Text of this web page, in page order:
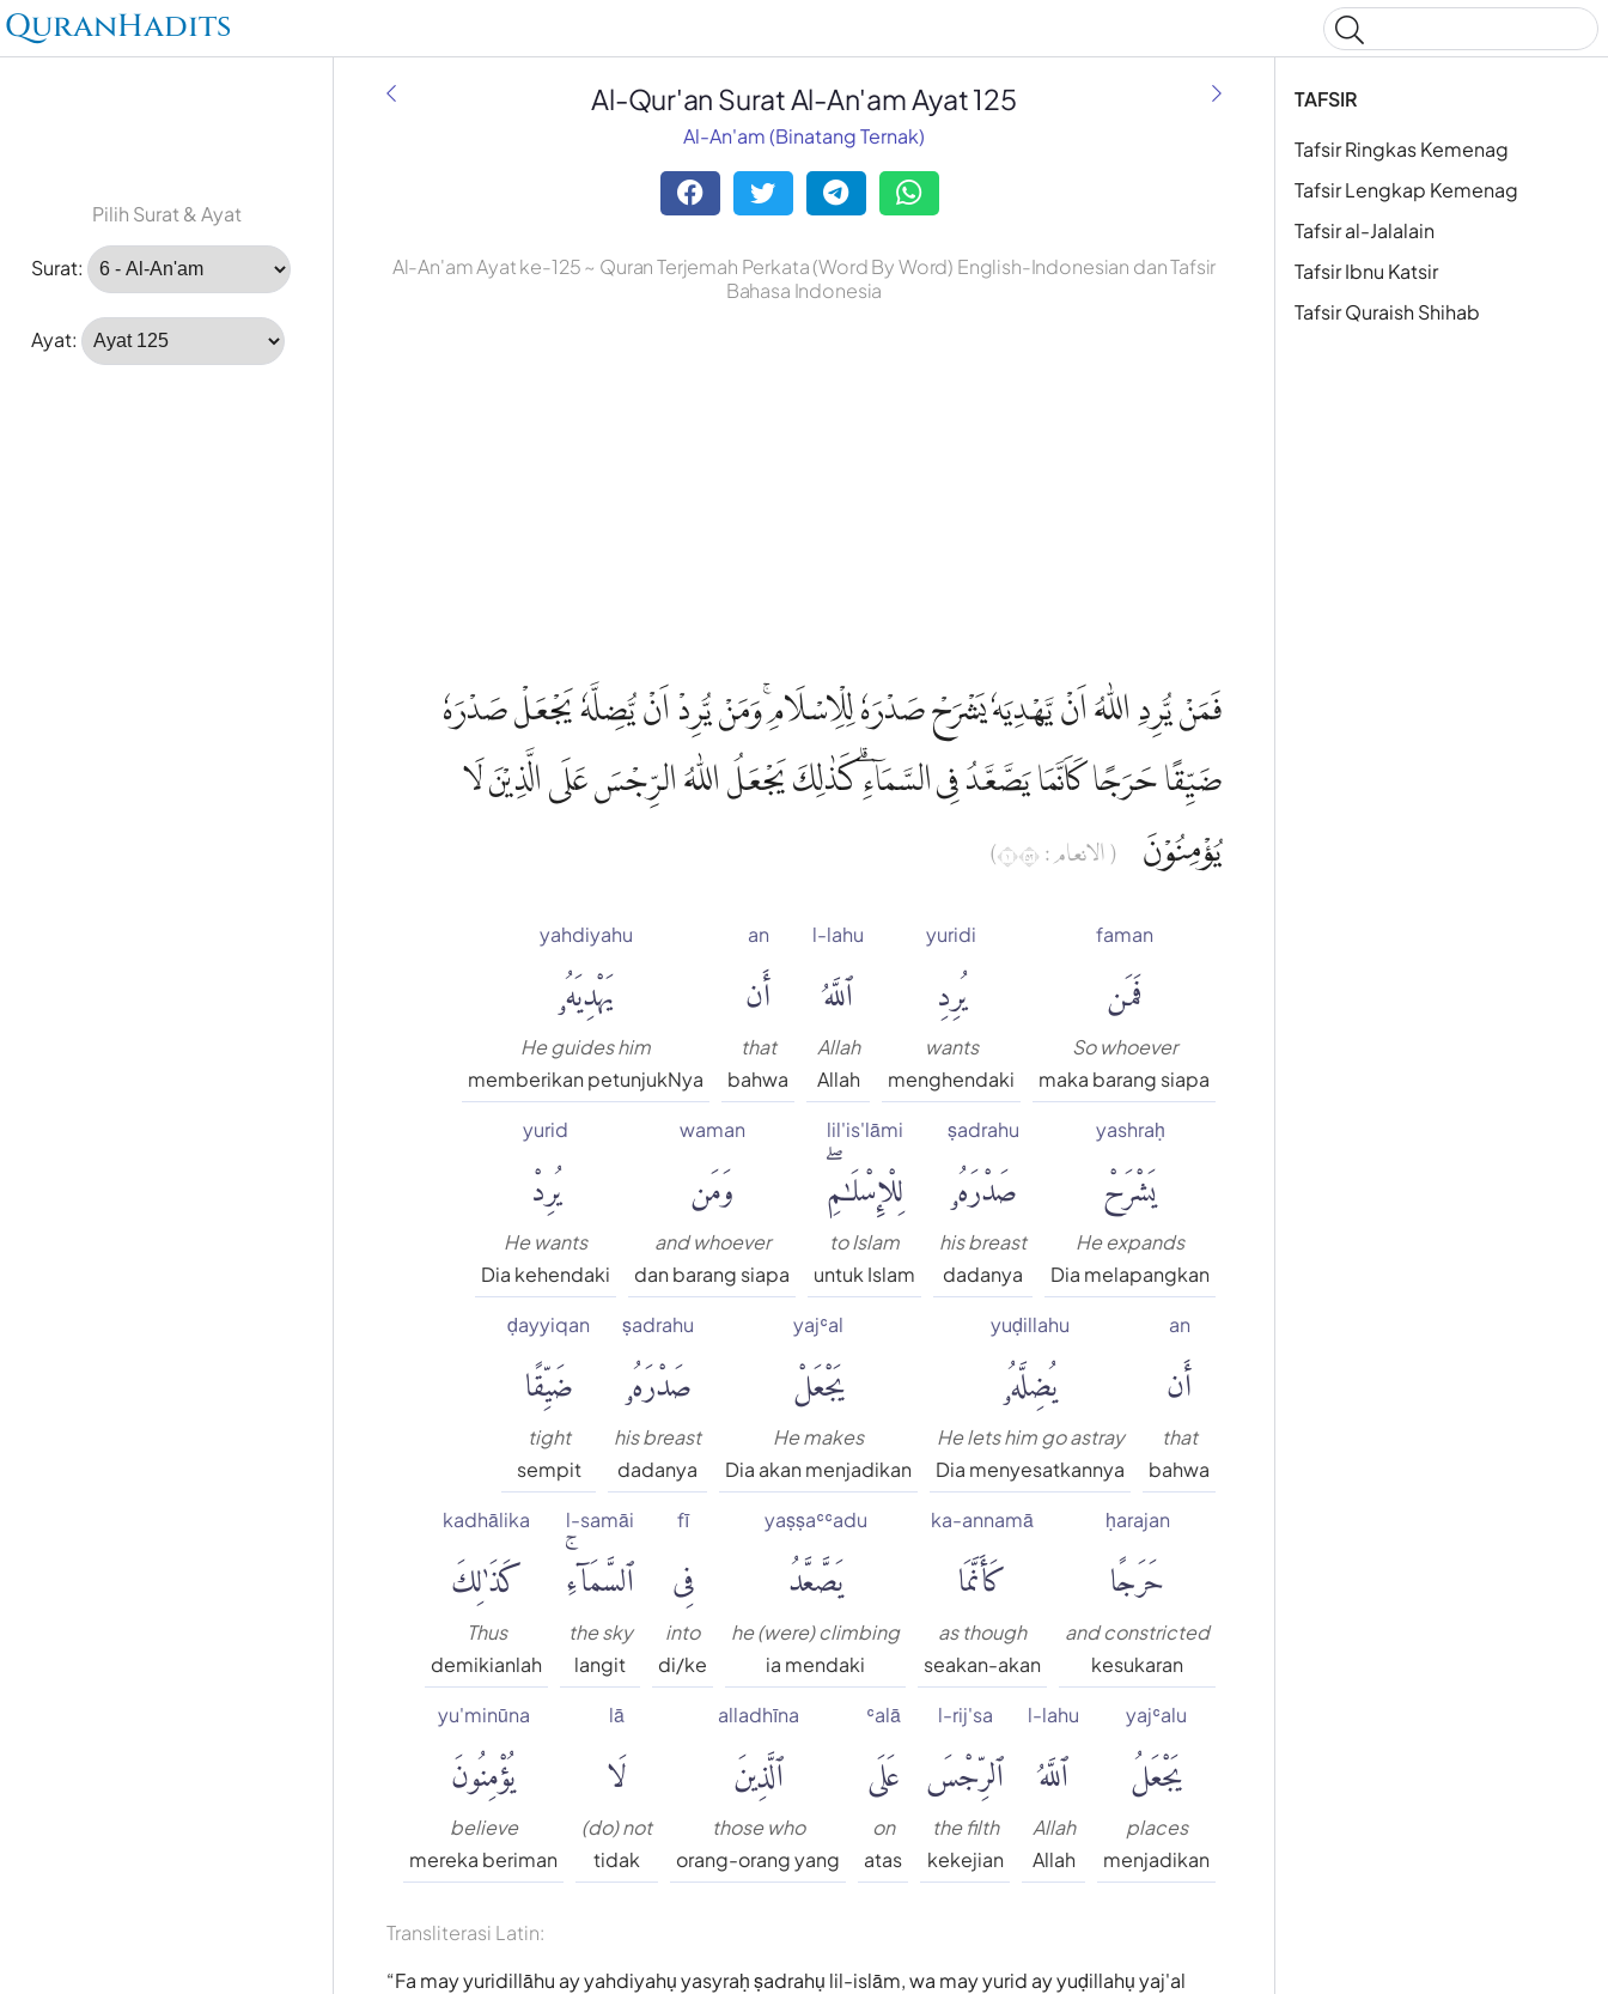
QuranHadits
Pilih Surat & Ayat
Surat:
Ayat:
TAFSIR
Tafsir Ringkas Kemenag
Tafsir Lengkap Kemenag
Tafsir al-Jalalain
Tafsir Ibnu Katsir
Tafsir Quraish Shihab
Al-Qur'an Surat Al-An'am Ayat 125
Al-An'am (Binatang Ternak)
Al-An'am Ayat ke-125 ~ Quran Terjemah Perkata (Word By Word) English-Indonesian dan Tafsir
Bahasa Indonesia
فَمَنْ يُّرِدِ اللّٰهُ اَنْ يَّهْدِيَهٗ يَشْرَحْ صَدْرَهٗ لِلْاِسْلَامِۚ وَمَنْ يُّرِدْ اَنْ يُّضِلَّهٗ يَجْعَلْ صَدْرَهٗ
ضَيِّقًا حَرَجًا كَاَنَّمَا يَصَّعَّدُ فِى السَّمَاۤءِۗ كَذٰلِكَ يَجْعَلُ اللّٰهُ الرِّجْسَ عَلَى الَّذِيْنَ لَا
يُؤْمِنُوْنَ
( الانعام : ١٢٥)
faman
فَمَن
So whoever
maka barang siapa
yuridi
يُرِدِ
wants
menghendaki
l-lahu
ٱللَّهُ
Allah
Allah
an
أَن
that
bahwa
yahdiyahu
يَهْدِيَهُۥ
He guides him
memberikan petunjukNya
yashraḥ
يَشْرَحْ
He expands
Dia melapangkan
ṣadrahu
صَدْرَهُۥ
his breast
dadanya
lil'is'lāmi
لِلْإِسْلَٰمِۖ
to Islam
untuk Islam
waman
وَمَن
and whoever
dan barang siapa
yurid
يُرِدْ
He wants
Dia kehendaki
an
أَن
that
bahwa
yuḍillahu
يُضِلَّهُۥ
He lets him go astray
Dia menyesatkannya
yajʿal
يَجْعَلْ
He makes
Dia akan menjadikan
ṣadrahu
صَدْرَهُۥ
his breast
dadanya
ḍayyiqan
ضَيِّقًا
tight
sempit
ḥarajan
حَرَجًا
and constricted
kesukaran
ka-annamā
كَأَنَّمَا
as though
seakan-akan
yaṣṣaʿʿadu
يَصَّعَّدُ
he (were) climbing
ia mendaki
fī
فِى
into
di/ke
l-samāi
ٱلسَّمَآءِۚ
the sky
langit
kadhālika
كَذَٰلِكَ
Thus
demikianlah
yajʿalu
يَجْعَلُ
places
menjadikan
l-lahu
ٱللَّهُ
Allah
Allah
l-rij'sa
ٱلرِّجْسَ
the filth
kekejian
ʿalā
عَلَى
on
atas
alladhīna
ٱلَّذِينَ
those who
orang-orang yang
lā
لَا
(do) not
tidak
yu'minūna
يُؤْمِنُونَ
believe
mereka beriman
Transliterasi Latin:
Fa may yuridillāhu ay yahdiyahụ yasyraḥ ṣadrahụ lil-islām, wa may yurid ay yuḍillahụ yaj'al